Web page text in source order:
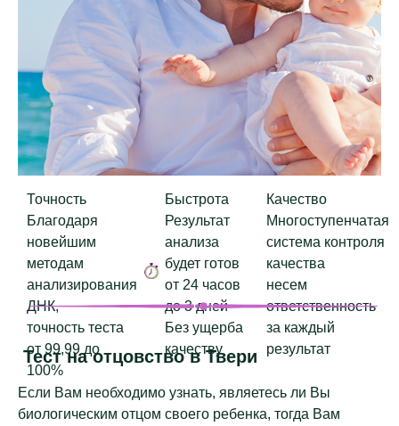
Точность
Благодаря
новейшим
методам
анализирования
ДНК,
точность теста
от 99,99 до
100%
Быстрота
Результат
анализа
будет готов
от 24 часов
до 3 дней
Без ущерба
качеству
Качество
Многоступенчатая
система контроля
качества
несем
ответственность
за каждый
результат
Тест на отцовство в Твери
Если Вам необходимо узнать, являетесь ли Вы
биологическим отцом своего ребенка, тогда Вам